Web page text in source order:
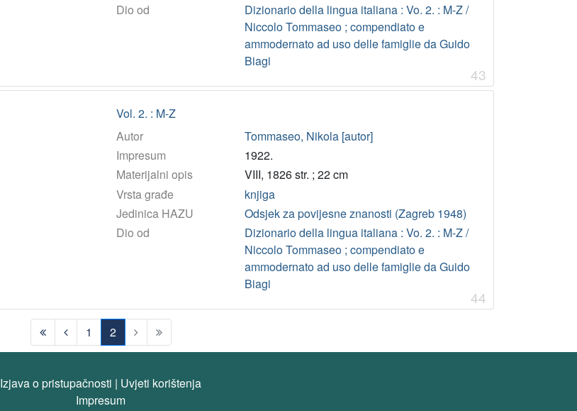
Dio od
Dizionario della lingua italiana : Vo. 2. : M-Z /
Niccolo Tommaseo ; compendiato e
ammodernato ad uso delle famiglie da Guido
Biagi
43
Vol. 2. : M-Z
Autor
Tommaseo, Nikola [autor]
Impresum
1922.
Materijalni opis
VIII, 1826 str. ; 22 cm
Vrsta građe
knjiga
Jedinica HAZU
Odsjek za povijesne znanosti (Zagreb 1948)
Dio od
Dizionario della lingua italiana : Vo. 2. : M-Z /
Niccolo Tommaseo ; compendiato e
ammodernato ad uso delle famiglie da Guido
Biagi
44
1
2
(current)
Izjava o pristupačnosti | Uvjeti korištenja
Impresum